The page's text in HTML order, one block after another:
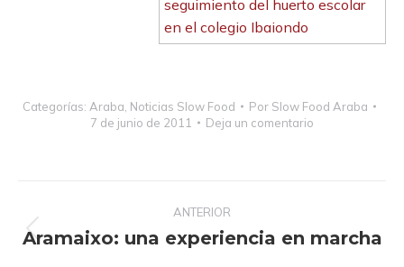
Categorías: Araba Noticias Slow Food Por Slow Food Araba
7 de junio de 2011
Deja un comentario
entre
publicaciones
ANTERIOR
Publicación
Aramaixo: una experiencia en marcha